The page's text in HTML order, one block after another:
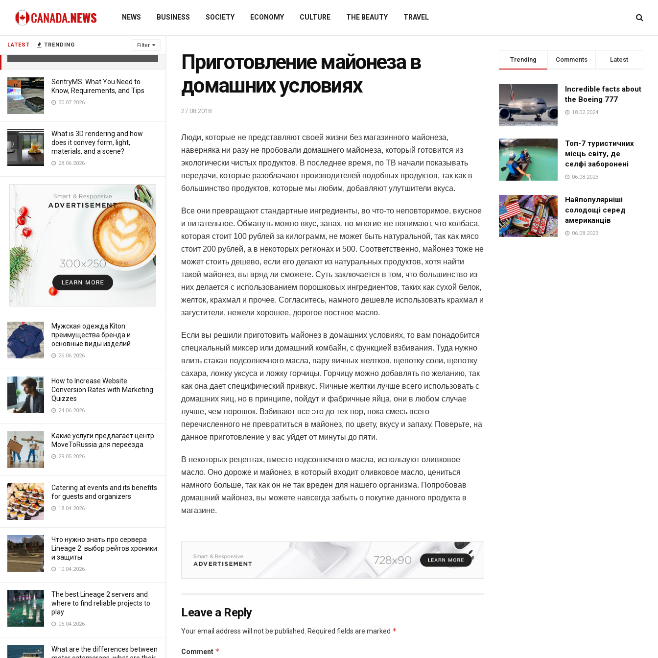
LATEST TRENDING Filter
Приготовление майонеза в
SentryMS: What You Need to
Know, Requirements, and Tips
30.07.2026
What is 3D rendering and how
does it convey form, light,
materials, and a scene?
28.06.2026
Мужская одежда Kiton:
преимущества бренда и
основные виды изделий
26.06.2026
How to Increase Website
Conversion Rates with Marketing
Quizzes
24.06.2026
Какие услуги предлагает центр
MoveToRussia для переезда
29.05.2026
Catering at events and its benefits
for guests and organizers
18.04.2026
Что нужно знать про сервера
Lineage 2: выбор рейтов хроники
и защиты
10.04.2026
The best Lineage 2 servers and
where to find reliable projects to
play
05.04.2026
What are the differences between
NEWS BUSINESS SOCIETY ECONOMY CULTURE THE BEAUTY TRAVEL
Приготовление майонеза в
домашних условиях
27.08.2018
Люди, которые не представляют своей жизни без магазинного майонеза,
наверняка ни разу не пробовали домашнего майонеза, который готовится из
экологически чистых продуктов. В последнее время, по ТВ начали показывать
передачи, которые разоблачают производителей подобных продуктов, так как в
большинство продуктов, которые мы любим, добавляют улутшители вкуса.
Все они превращают стандартные ингредиенты, во что-то неповторимое, вкусное
и питательное. Обмануть можно вкус, запах, но многие же понимают, что колбаса,
которая стоит 100 рублей за килограмм, не может быть натуральной, так как мясо
стоит 200 рублей, а в некоторых регионах и 500. Соответственно, майонез тоже не
может стоить дешево, если его делают из натуральных продуктов, хотя найти
такой майонез, вы вряд ли сможете. Суть заключается в том, что большинство из
них делается с использованием порошковых ингредиентов, таких как сухой белок,
желток, крахмал и прочее. Согласитесь, намного дешевле использовать крахмал и
загустители, нежели хорошее, дорогое постное масло.
Если вы решили приготовить майонез в домашних условиях, то вам понадобится
специальный миксер или домашний комбайн, с функцией взбивания. Туда нужно
влить стакан подсолнечного масла, пару яичных желтков, щепотку соли, щепотку
сахара, ложку уксуса и ложку горчицы. Горчицу можно добавлять по желанию, так
как она дает специфический привкус. Яичные желтки лучше всего использовать с
домашних яиц, но в принципе, пойдут и фабричные яйца, они в любом случае
лучше, чем порошок. Взбивают все это до тех пор, пока смесь всего
перечисленного не превратиться в майонез, по цвету, вкусу и запаху. Поверьте, на
данное приготовление у вас уйдет от минуты до пяти.
В некоторых рецептах, вместо подсолнечного масла, используют оливковое
масло. Оно дороже и майонез, в который входит оливковое масло, цениться
намного больше, так как он не так вреден для нашего организма. Попробовав
домашний майонез, вы можете навсегда забыть о покупке данного продукта в
магазине.
Leave a Reply
Your email address will not be published. Required fields are marked *
Comment *
Trending Comments Latest
Incredible facts about
the Boeing 777
18.02.2024
Топ-7 туристичних
місць світу, де
селфі заборонені
06.08.2023
Найпопулярніші
солодощі серед
американців
06.08.2023